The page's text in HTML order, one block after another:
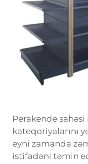
Perakende
kateqoriyalarını
eyni zamanda
istifadəni təmin